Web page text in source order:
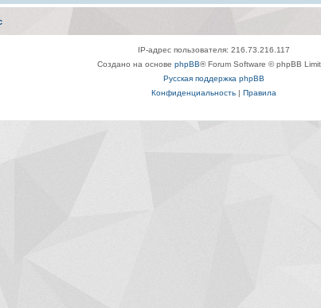
IP-адрес пользователя: 216.73.216.117
Создано на основе phpBB® Forum Software © phpBB
Русская поддержка phpBB
Конфиденциальность| Правила